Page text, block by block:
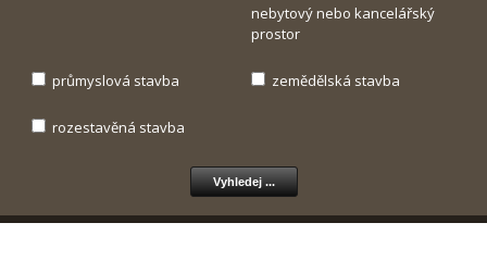
nebytový nebo kancelářský
prostor
průmyslová stavba zemědělská stavba
rozestavěná stavba